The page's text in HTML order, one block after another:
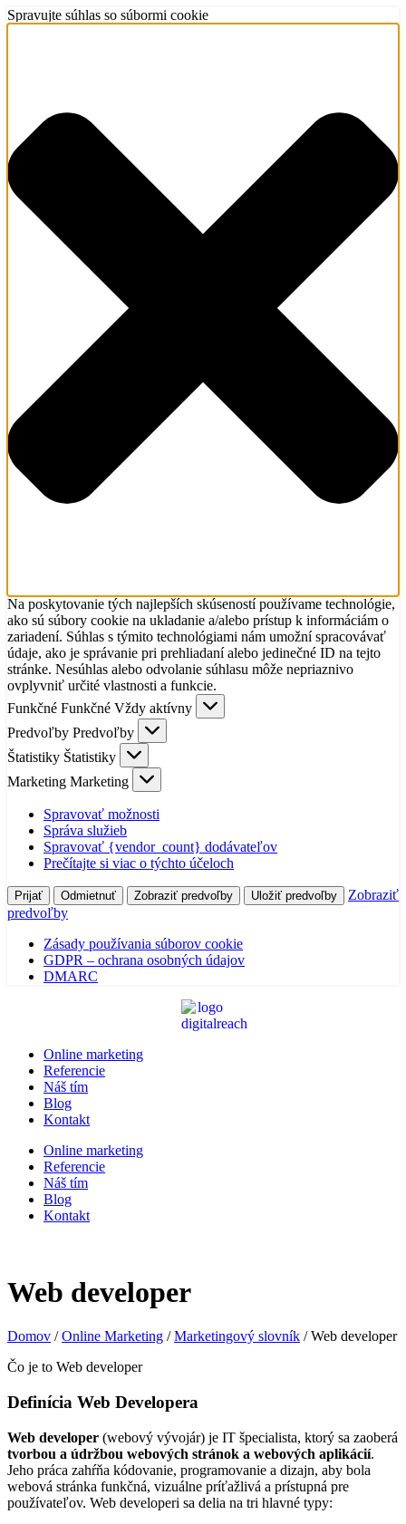
Spravujte súhlas so súbormi cookie
Na poskytovanie tých najlepších skúseností používame technológie,
ako sú súbory cookie na ukladanie a/alebo prístup k informáciám o
zariadení. Súhlas s týmito technológiami nám umožní spracovávať
údaje, ako je správanie pri prehliadaní alebo jedinečné ID na tejto
stránke. Nesúhlas alebo odvolanie súhlasu môže nepriaznivo
ovplyvniť určité vlastnosti a funkcie.
Funkčné Funkčné Vždy aktívny
Predvoľby Predvoľby
Štatistiky Štatistiky
Marketing Marketing
Spravovať možnosti
Správa služieb
Spravovať {vendor_count} dodávateľov
Prečítajte si viac o týchto účeloch
Prijať Odmietnuť Zobraziť predvoľby Uložiť predvoľby
Zobraziť
predvoľby
Zásady používania súborov cookie
GDPR – ochrana osobných údajov
DMARC
Online marketing
Referencie
Náš tím
Blog
Kontakt
Online marketing
Referencie
Náš tím
Blog
Kontakt
Web developer
Domov /Online Marketing /Marketingový slovník /Web developer
Čo je to Web developer
Definícia Web Developera
Web developer (webový vývojár) je IT špecialista, ktorý sa zaoberá
tvorbou a údržbou webových stránok a webových aplikácií.
Jeho práca zahŕňa kódovanie, programovanie a dizajn, aby bola
webová stránka funkčná, vizuálne príťažlivá a prístupná pre
používateľov. Web developeri sa delia na tri hlavné typy: